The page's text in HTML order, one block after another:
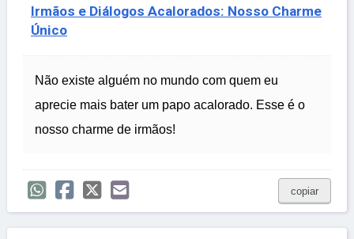
Irmãos e Diálogos Acalorados: Nosso Charme
Único
Não existe alguém no mundo com quem eu
aprecie mais bater um papo acalorado. Esse é o
nosso charme de irmãos!
copiar